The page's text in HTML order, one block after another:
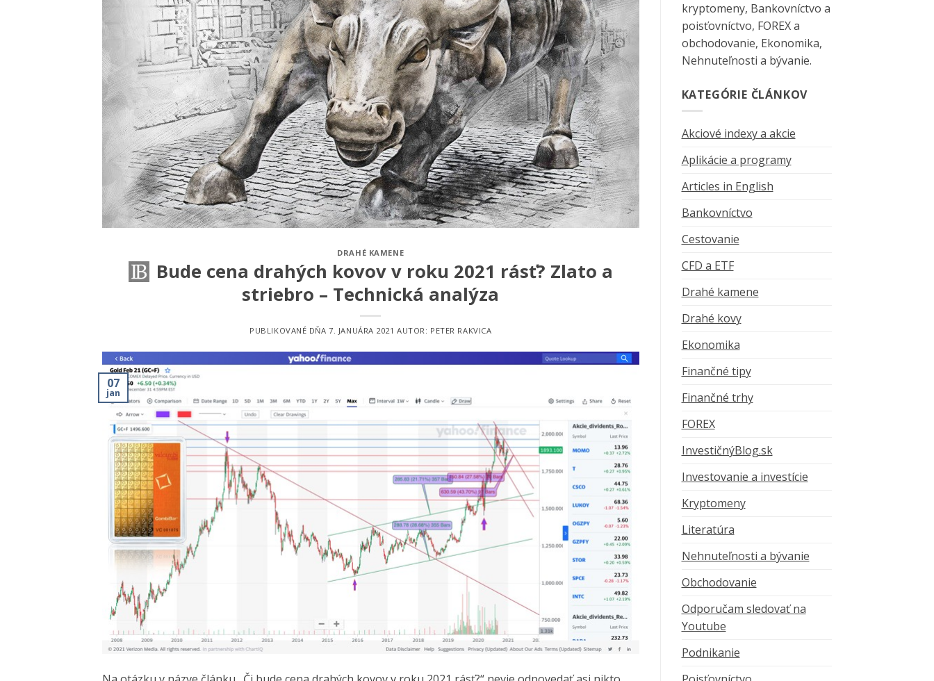
DRAHÉ KAMENE
Bude cena drahých kovov v roku 2021 rásť? Zlato a
striebro – Technická analýza
PUBLIKOVANÉ DŇA7. JANUÁRA 2021 AUTOR: PETER RAKVICA
07
jan
kryptomeny, Bankovníctvo a
poisťovníctvo, FOREX a
obchodovanie, Ekonomika,
Nehnuteľnosti a bývanie.
KATEGÓRIE ČLÁNKOV
Akciové indexy a akcie
Aplikácie a programy
Articles in English
Bankovníctvo
Cestovanie
CFD a ETF
Drahé kamene
Drahé kovy
Ekonomika
Finančné tipy
Finančné trhy
FOREX
InvestičnýBlog.sk
Investovanie a investície
Kryptomeny
Literatúra
Nehnuteľnosti a bývanie
Obchodovanie
Odporučam sledovať na
Youtube
Podnikanie